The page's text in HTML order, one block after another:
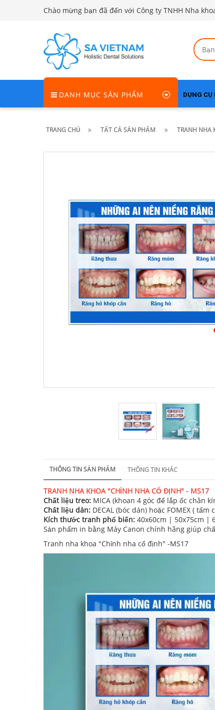
Chào mừng bạn đã đến với Công ty TNHH Nha
DANH MỤC SẢN PHẨM DỤNG CỤ
TRANG CHỦ TẤT CẢ SẢN PHẨM TRANH NHA
THÔNG TIN SẢN PHẨM THÔNG TIN KHÁC
TRANH NHA KHOA "CHỈNH NHA CỐ ĐỊNH" - MS17
Chất liệu treo: MICA (khoan 4 góc để lắp ốc chân
Chất liệu dán: DECAL (bóc dán) hoặc FOMEX (
Kích thước tranh phổ biến: 40x60cm | 50x75cm |
Sản phẩm in bằng Máy Canon chính hãng giúp
Tranh nha khoa "Chỉnh nha cố định" -MS17